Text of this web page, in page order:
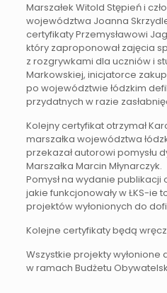
Marszałek Witold Stępień i
województwa Joanna
certyfikaty Przemysławowi
który zaproponował zajęcia
z rozgrywkami dla uczniów i
Markowskiej, inicjatorce
po województwie łódzkim
przydatnych w razie
Kolejny certyfikat otrzymał
marszałka województwa
przekazał autorowi pomysłu
Marszałka Marcin Młynarczyk.
Pomysł na wydanie
jakie funkcjonowały w ŁKS-ie
projektów wyłonionych do
Kolejne certyfikaty będą
Wszystkie projekty
w ramach Budżetu